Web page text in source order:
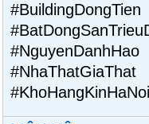
#BuildingDongTien
#NguyenDanhHao
#NhaThatGiaThat
#KhoHangKinHaNoi